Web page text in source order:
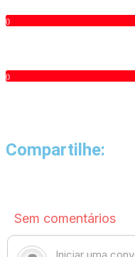
0
0
Compartilhe: